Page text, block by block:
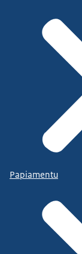
Papiamentu